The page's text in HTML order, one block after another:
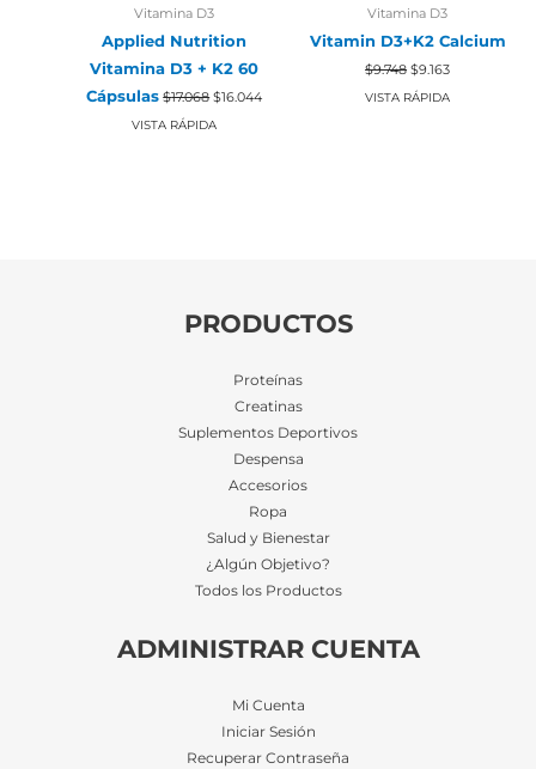
Vitamina D3
Applied Nutrition
Vitamina D3 + K2 60
Cápsulas $17.068 El
precio
original
$16.044
VISTA RÁPIDA
Vitamina D3
Vitamin D3+K2 Calcium
$9.748 El
precio
original
$9.163El
actual
VISTA RÁPIDA
PRODUCTOS
Proteínas
Creatinas
Suplementos Deportivos
Despensa
Accesorios
Ropa
Salud y Bienestar
¿Algún Objetivo?
Todos los Productos
ADMINISTRAR CUENTA
Mi Cuenta
Iniciar Sesión
Recuperar Contraseña